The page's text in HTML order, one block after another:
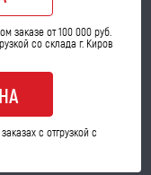
5 (5490)
заказе от 100 000 руб.
со склада г. Киров
с отгрузкой с